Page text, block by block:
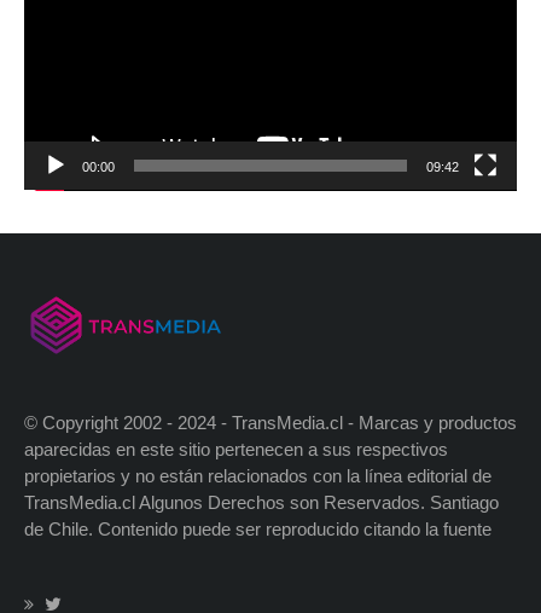
00:00 09:42
© Copyright 2002 - 2024 - TransMedia.cl - Marcas y productos
aparecidas en este sitio pertenecen a sus respectivos
propietarios y no están relacionados con la línea editorial de
TransMedia.cl Algunos Derechos son Reservados. Santiago
de Chile. Contenido puede ser reproducido citando la fuente